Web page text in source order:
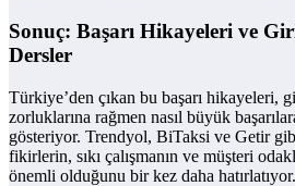
Sonuç: Başarı Hikayeleri ve
Dersler
Türkiye’den çıkan bu başarı hikayeleri,
zorluklarına rağmen nasıl büyük
gösteriyor. Trendyol, BiTaksi ve Getir
fikirlerin, sıkı çalışmanın ve müşteri
önemli olduğunu bir kez daha hatırlatıyor.